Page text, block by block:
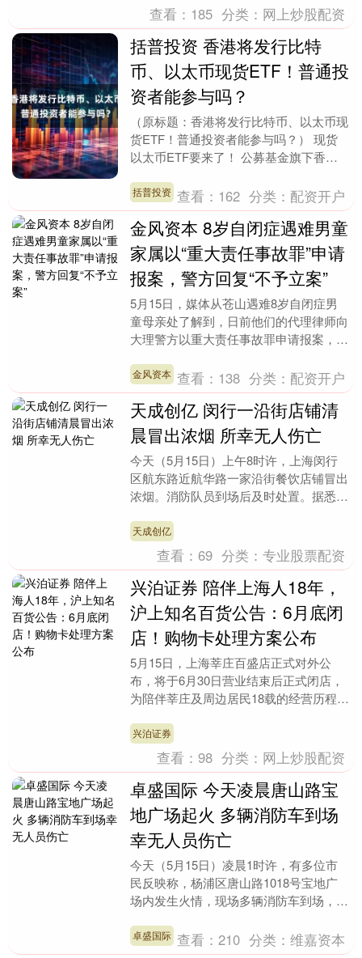
查看： 185 分类： 网上炒股配资
括普投资 香港将发行比特
币、以太币现货ETF！普通投
资者能参与吗？
（原标题：香港将发行比特币、以太币现
货ETF！普通投资者能参与吗？） 现货
以太币ETF要来了！ 公募基金旗下香港
国际近日宣布....
括普投资 查看： 162 分类： 配资开户
金风资本 8岁自闭症遇难男童
家属以“重大责任事故罪”申请
报案，警方回复“不予立案”
5月15日，媒体从苍山遇难8岁自闭症男
童母亲处了解到，日前他们的代理律师向
大理警方以重大责任事故罪申请报案，今
该案最初是以“....
金风资本 查看： 138 分类： 配资开户
天成创亿 闵行一沿街店铺清
晨冒出浓烟 所幸无人伤亡
今天（5月15日）上午8时许，上海闵行
区航东路近航华路一家沿街餐饮店铺冒出
浓烟。消防队员到场后及时处置。据悉，
图 附近居民....
天成创亿
查看：69 分类：专业股票配资
兴泊证券 陪伴上海人18年，
沪上知名百货公告：6月底闭
店！购物卡处理方案公布
5月15日，上海莘庄百盛店正式对外公
布，将于6月30日营业结束后正式闭店，
为陪伴莘庄及周边居民18载的经营历程画
盛世界商....
兴泊证券
查看：98 分类： 网上炒股配资
卓盛国际 今天凌晨唐山路宝
地广场起火 多辆消防车到场
幸无人员伤亡
今天（5月15日）凌晨1时许，有多位市
民反映称，杨浦区唐山路1018号宝地广
场内发生火情，现场多辆消防车到场，消
解到，经现场....
卓盛国际 查看：210 分类：维嘉资本